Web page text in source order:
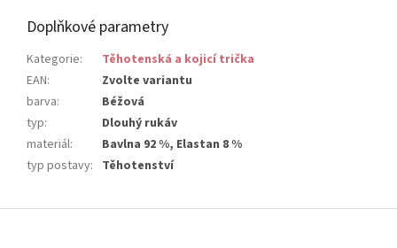
Doplňkové parametry
Kategorie:
Těhotenská a kojicí trička
EAN:
Zvolte variantu
barva:
Béžová
typ:
Dlouhý rukáv
materiál:
Bavlna 92 %, Elastan 8 %
typ postavy: Těhotenství
Z